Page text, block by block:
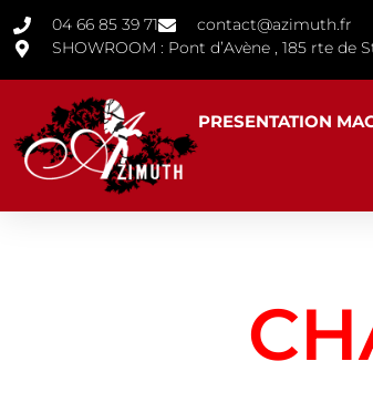
04 66 85 39 71
contact@azimuth.fr
SHOWROOM : Pont d’Avène , 185 rte de
PRESENTATION